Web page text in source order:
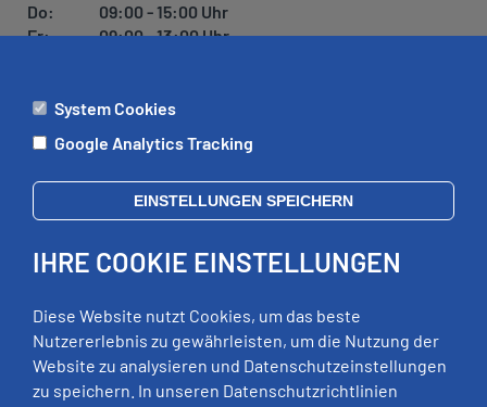
Do:
09:00 - 15:00 Uhr
Fr:
09:00 - 13:00 Uhr
ÄMTER
Di:
09:00 - 12:00 Uhr, 13:00 - 18:00 Uhr
Mi:
geschlossen
Fr:
09:00 - 12:00 Uhr
RECHTLICHES
System Cookies
Google Analytics Tracking
EINSTELLUNGEN SPEICHERN
IHRE COOKIE EINSTELLUNGEN
Diese Website nutzt Cookies, um das beste
Nutzererlebnis zu gewährleisten, um die Nutzung der
Website zu analysieren und Datenschutzeinstellungen
zu speichern. In unseren Datenschutzrichtlinien